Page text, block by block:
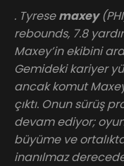
. Tyresemaxey
rebounds, 7.8
Maxey’in ekibini
Gemideki kariyer
ancak komut
çıktı. Onun sürüş
devam ediyor;
büyüme ve
inanılmaz